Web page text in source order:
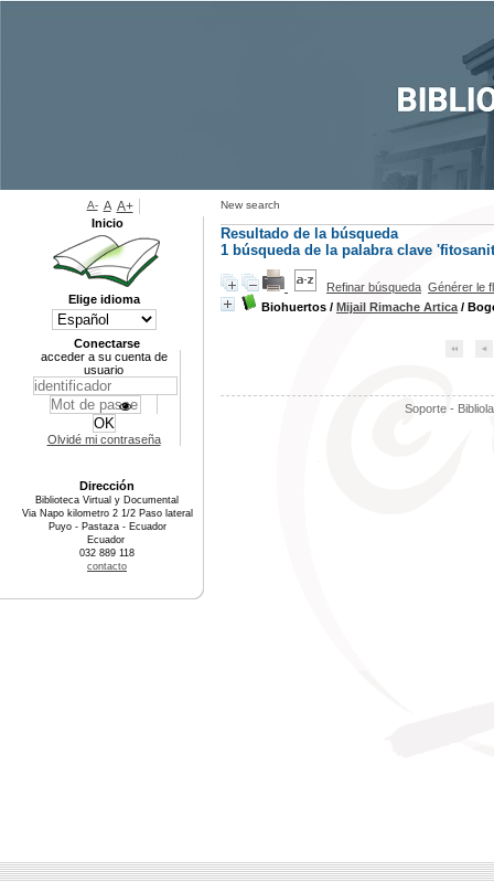
New search
Resultado de la búsqueda
1 búsqueda de la palabra clave
Refinar búsqueda Générer le
Biohuertos / Mijail Rimache Artica /
Soporte -
A- A A+
Inicio
Elige idioma
Conectarse
acceder a su cuenta de
usuario
Olvidé mi contraseña
Dirección
Biblioteca Virtual y Documental
Via Napo kilometro 2 1/2 Paso lateral
Puyo - Pastaza - Ecuador
Ecuador
032 889 118
contacto